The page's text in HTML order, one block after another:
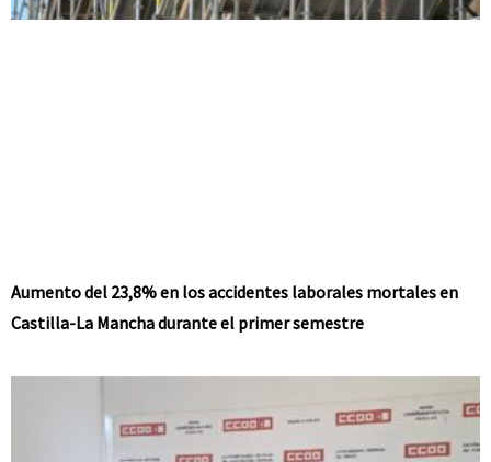
Aumento del 23,8% en los accidentes laborales mortales en
Castilla-La Mancha durante el primer semestre